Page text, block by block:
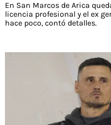
En San Marcos de Arica
licencia profesional y el ex
hace poco, contó detalles.